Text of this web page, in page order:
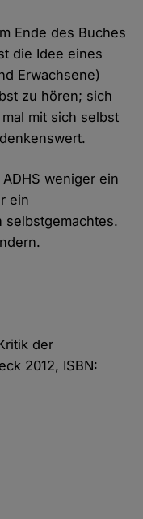
Ende des Buches
die Idee eines
Erwachsene)
zu hören; sich
mit sich selbst
weniger ein
ein
selbstgemachtes.
der
2012, ISBN: